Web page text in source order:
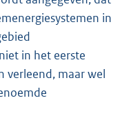
in
in het eerste
verleend, maar wel